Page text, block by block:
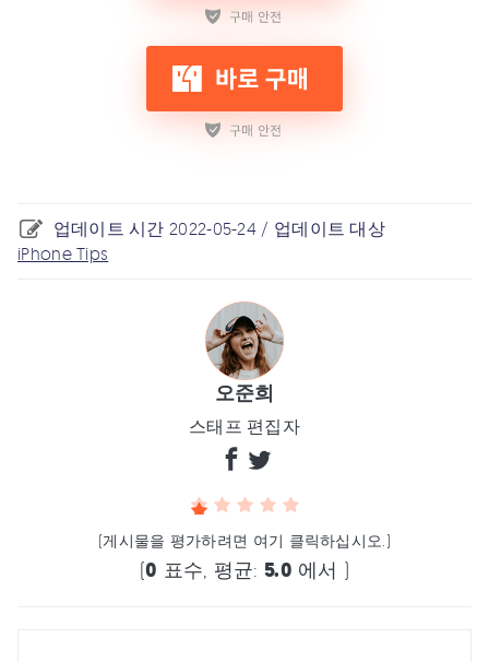
업데이트 시간 2022-05-24 / 업데이트 대상
iPhone Tips
오준희
스태프 편집자
(게시물을 평가하려면 여기 클릭하십시오.)
(0 표수, 평균: 5.0 에서 )